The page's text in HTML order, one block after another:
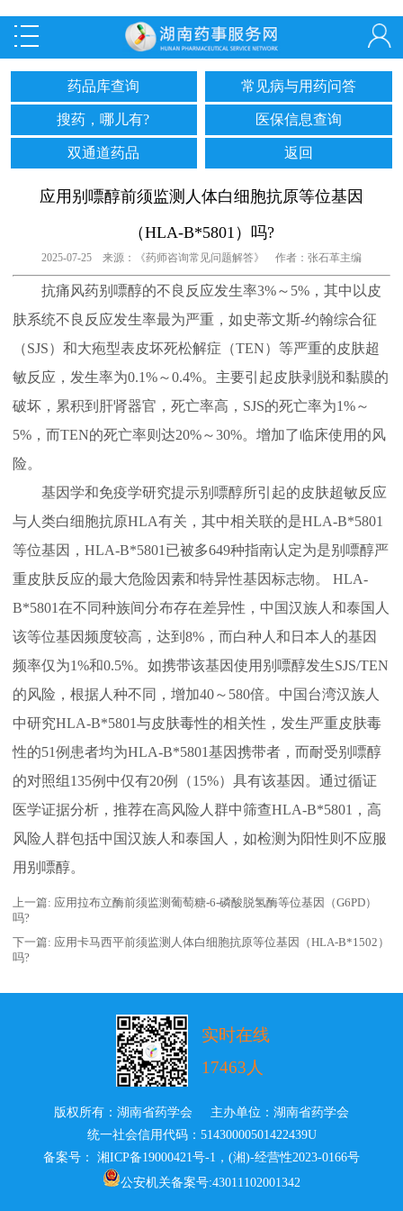
药品库查询 常见病与用药问答
搜药，哪儿有? 医保信息查询
双通道药品 返回
应用别嘌醇前须监测人体白细胞抗原等位基因
（HLA-B*5801）吗?
2025-07-25 来源：《药师咨询常见问题解答》 作者：张石革主编
抗痛风药别嘌醇的不良反应发生率3%～5%，其中以皮
肤系统不良反应发生率最为严重，如史蒂文斯-约翰综合征
（SJS）和大疱型表皮坏死松解症（TEN）等严重的皮肤超
敏反应，发生率为0.1%～0.4%。主要引起皮肤剥脱和黏膜的
破坏，累积到肝肾器官，死亡率高，SJS的死亡率为1%～
5%，而TEN的死亡率则达20%～30%。增加了临床使用的风
险。
基因学和免疫学研究提示别嘌醇所引起的皮肤超敏反应
与人类白细胞抗原HLA有关，其中相关联的是HLA-B*5801
等位基因，HLA-B*5801已被多649种指南认定为是别嘌醇严
重皮肤反应的最大危险因素和特异性基因标志物。 HLA-
B*5801在不同种族间分布存在差异性，中国汉族人和泰国人
该等位基因频度较高，达到8%，而白种人和日本人的基因
频率仅为1%和0.5%。如携带该基因使用别嘌醇发生SJS/TEN
的风险，根据人种不同，增加40～580倍。中国台湾汉族人
中研究HLA-B*5801与皮肤毒性的相关性，发生严重皮肤毒
性的51例患者均为HLA-B*5801基因携带者，而耐受别嘌醇
的对照组135例中仅有20例（15%）具有该基因。通过循证
医学证据分析，推荐在高风险人群中筛查HLA-B*5801，高
风险人群包括中国汉族人和泰国人，如检测为阳性则不应服
用别嘌醇。
上一篇: 应用拉布立酶前须监测葡萄糖-6-磷酸脱氢酶等位基因（G6PD）
吗?
下一篇: 应用卡马西平前须监测人体白细胞抗原等位基因（HLA-B*1502）
吗?
实时在线
17463人
版权所有：湖南省药学会 主办单位：湖南省药学会
统一社会信用代码：51430000501422439U
备案号： 湘ICP备19000421号-1 ， (湘)-经营性2023-0166号
公安机关备案号:43011102001342